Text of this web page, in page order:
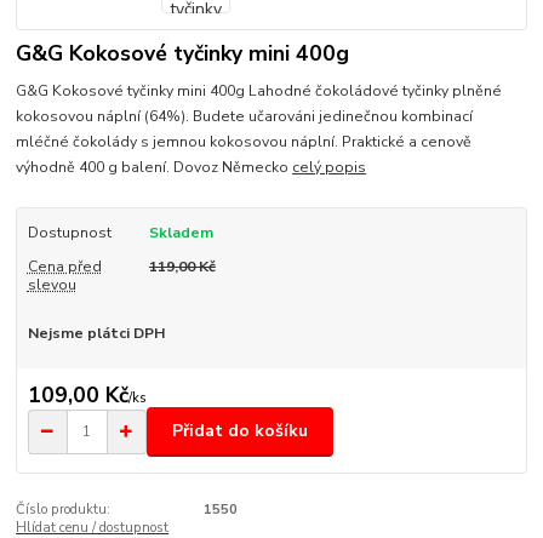
G&G Kokosové tyčinky mini 400g
G&G Kokosové tyčinky mini 400g Lahodné čokoládové tyčinky plněné
kokosovou náplní (64%). Budete učarováni jedinečnou kombinací
mléčné čokolády s jemnou kokosovou náplní. Praktické a cenově
výhodně 400 g balení. Dovoz Německo celý popis
Dostupnost
Skladem
Cena před
slevou
119,00 Kč
Nejsme plátci DPH
109,00 Kč/ks
Přidat do košíku
Číslo produktu:
1550
Hlídat cenu / dostupnost